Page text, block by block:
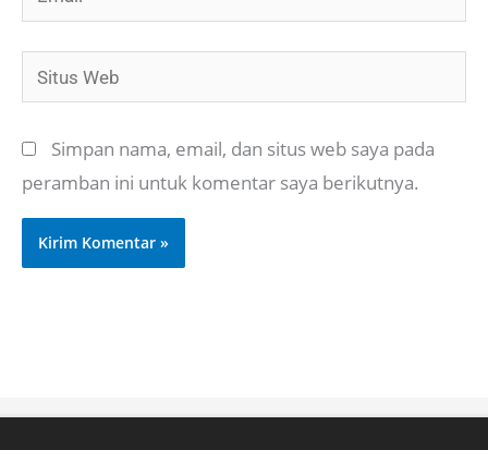
Situs
Web
Simpan nama, email, dan situs web saya pada
peramban ini untuk komentar saya berikutnya.